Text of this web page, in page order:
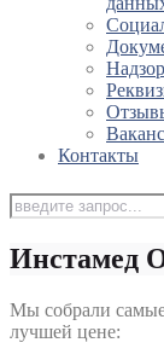
Контакты
Инстамед
Мы собрали
лучшей цене: